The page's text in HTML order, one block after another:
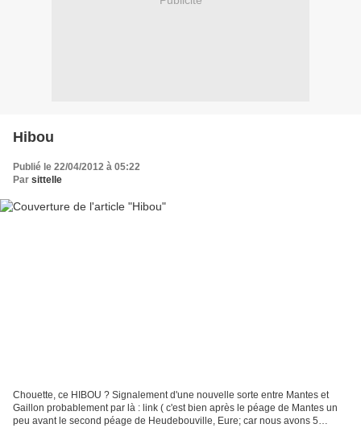
Hibou
Publié le 22/04/2012 à 05:22
Par sittelle
Chouette, ce HIBOU ? Signalement d'une nouvelle sorte entre Mantes et
Gaillon probablement par là : link ( c'est bien après le péage de Mantes un
peu avant le second péage de Heudebouville, Eure; car nous avons 5